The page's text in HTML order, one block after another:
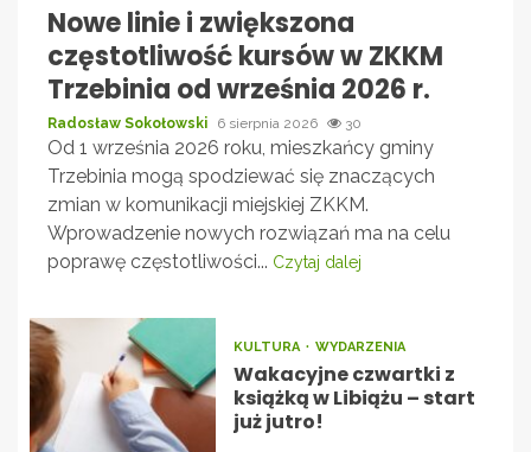
Nowe linie i zwiększona
częstotliwość kursów w ZKKM
Trzebinia od września 2026 r.
Radosław Sokołowski 6 sierpnia 2026 30
Od 1 września 2026 roku, mieszkańcy gminy
Trzebinia mogą spodziewać się znaczących
zmian w komunikacji miejskiej ZKKM.
Wprowadzenie nowych rozwiązań ma na celu
poprawę częstotliwości... Czytaj dalej
KULTURA WYDARZENIA
Wakacyjne czwartki z
książką w Libiążu – start
już jutro!